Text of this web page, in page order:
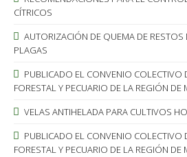
CÍTRICOS
AUTORIZACIÓN DE QUEMA DE RESTOS
PLAGAS
PUBLICADO EL CONVENIO COLECTIVO
FORESTAL Y PECUARIO DE LA REGIÓN DE
VELAS ANTIHELADA PARA CULTIVOS
PUBLICADO EL CONVENIO COLECTIVO
FORESTAL Y PECUARIO DE LA REGIÓN DE